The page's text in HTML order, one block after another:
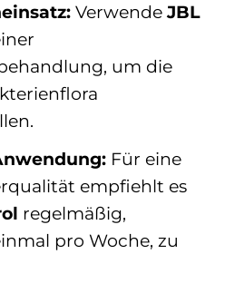
VerwendeJBL
um die
Für eine
empfiehlt es
regelmäßig,
pro Woche, zu